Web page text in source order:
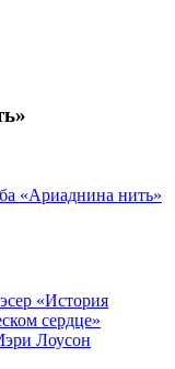
«Ариаднина нить»
«История
сердце»
Лоусон